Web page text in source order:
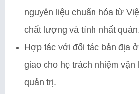
nguyên liệu chuẩn hóa từ
chất lượng và tính nhất quán.
Hợp tác với đối tác bản địa
giao cho họ trách nhiệm vận
quản trị.